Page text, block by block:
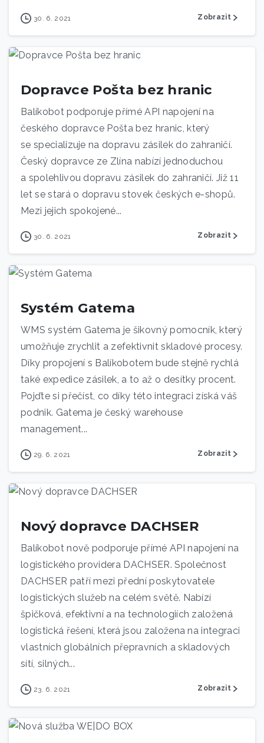
30. 6. 2021 Zobrazit
Dopravce Pošta bez hranic
Balíkobot podporuje přímé API napojení na
českého dopravce Pošta bez hranic, který
se specializuje na dopravu zásilek do zahraničí.
Český dopravce ze Zlína nabízí jednoduchou
a spolehlivou dopravu zásilek do zahraničí. Již 11
let se stará o dopravu stovek českých e-shopů.
Mezi jejich spokojené...
30. 6. 2021 Zobrazit
Systém Gatema
WMS systém Gatema je šikovný pomocník, který
umožňuje zrychlit a zefektivnit skladové procesy.
Díky propojení s Balíkobotem bude stejně rychlá
také expedice zásilek, a to až o desítky procent.
Pojďte si přečíst, co díky této integraci získá váš
podnik. Gatema je český warehouse
management...
29. 6. 2021 Zobrazit
Nový dopravce DACHSER
Balíkobot nově podporuje přímé API napojení na
logistického providera DACHSER. Společnost
DACHSER patří mezi přední poskytovatele
logistických služeb na celém světě. Nabízí
špičková, efektivní a na technologiích založená
logistická řešení, která jsou založena na integraci
vlastních globálních přepravních a skladových
sítí, silných...
23. 6. 2021 Zobrazit